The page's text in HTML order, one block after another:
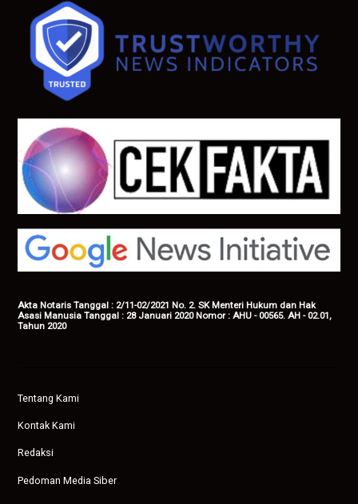
Akta Notaris Tanggal : 2/11-02/2021 No. 2. SK Menteri Hukum dan Hak
Asasi Manusia Tanggal : 28 Januari 2020 Nomor : AHU - 00565. AH - 02.01,
Tahun 2020
Tentang Kami
Kontak Kami
Redaksi
Pedoman Media Siber